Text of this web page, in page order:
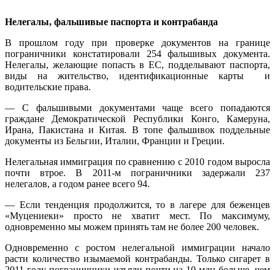
Нелегалы, фальшивые паспорта и контрабанда
В прошлом году при проверке документов на границе
пограничники констатировали 254 фальшивых документа.
Нелегалы, желающие попасть в ЕС, подделывают паспорта,
виды на жительство, идентификационные карты
и
водительские права.
— С фальшивыми документами чаще всего попадаются
граждане Демократической Республики Конго, Камеруна,
Ирана, Пакистана и Китая. В топе фальшивок поддельные
документы из Бельгии, Италии, Франции и Греции.
Нелегальная иммиграция по сравнению с 2010 годом выросла
почти втрое. В 2011-м пограничники задержали 237
нелегалов, а годом ранее всего 94.
— Если тенденция продолжится, то в лагере для беженцев
«Муцениеки» просто не хватит мест. По максимуму,
одновременно мы можем принять там не более 200 человек.
Одновременно с ростом нелегальной иммиграции начало
расти количество изымаемой контрабанды. Только сигарет в